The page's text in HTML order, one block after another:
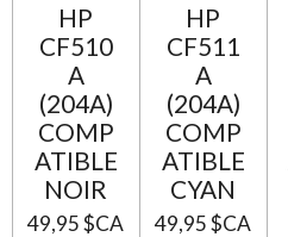
HP
CF510
A
(204A)
COMP
ATIBLE
NOIR
49,95 $CA
HP
CF511
A
(204A)
COMP
ATIBLE
CYAN
49,95 $CA